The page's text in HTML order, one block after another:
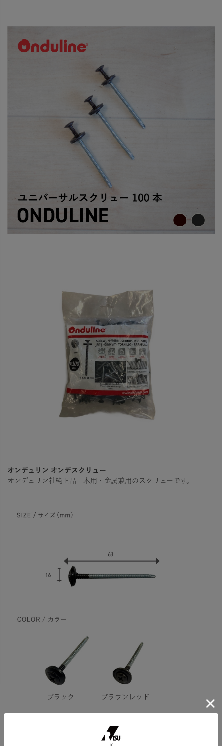
オンデュリン オンデスクリュー
オンデュリン社純正品 木用・金属兼用のスクリューです。